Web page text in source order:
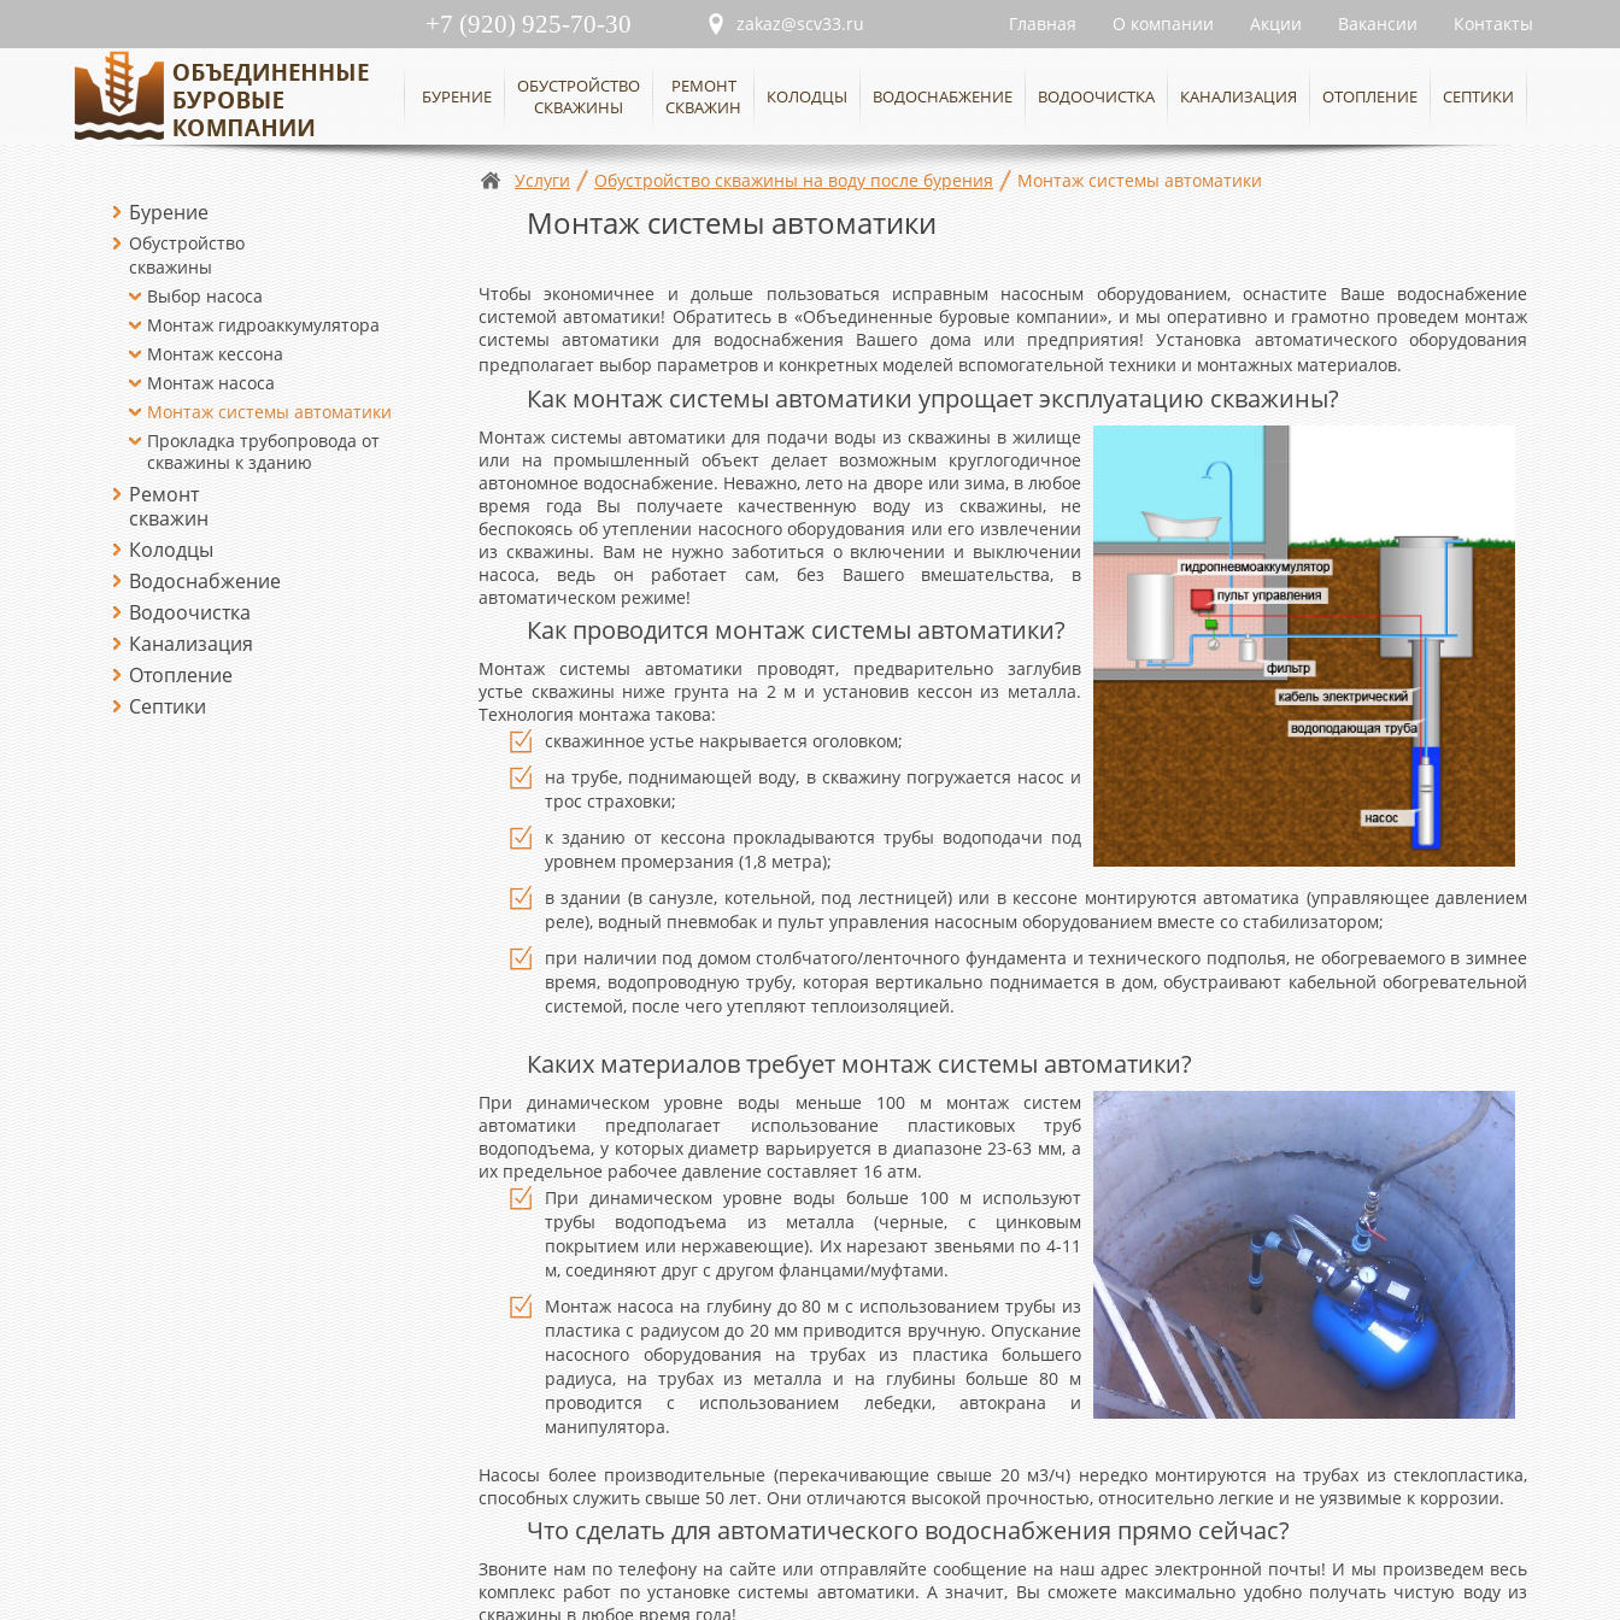
Главная О компании Акции Вакансии Контакты
+7 (920) 925-70-30 zakaz@scv33.ru
БУРЕНИЕ
ОБУСТРОЙСТВО
СКВАЖИНЫ
РЕМОНТ
СКВАЖИН
КОЛОДЦЫ ВОДОСНАБЖЕНИЕ ВОДООЧИСТКА КАНАЛИЗАЦИЯ ОТОПЛЕНИЕ СЕПТИКИ
Бурение
Обустройство
скважины
Выбор насоса
Монтаж гидроаккумулятора
Монтаж кессона
Монтаж насоса
Монтаж системы автоматики
Прокладка трубопровода от
скважины к зданию
Ремонт
скважин
Колодцы
Водоснабжение
Водоочистка
Канализация
Отопление
Септики
Услуги Обустройство скважины на воду после бурения Монтаж системы автоматики
Монтаж системы автоматики
Чтобы экономичнее и дольше пользоваться исправным насосным оборудованием, оснастите Ваше водоснабжение
системой автоматики! Обратитесь в «Объединенные буровые компании», и мы оперативно и грамотно проведем монтаж
системы автоматики для водоснабжения Вашего дома или предприятия! Установка автоматического оборудования
предполагает выбор параметров и конкретных моделей вспомогательной техники и монтажных материалов.
Как монтаж системы автоматики упрощает эксплуатацию скважины?
Монтаж системы автоматики для подачи воды из скважины в жилище
или на промышленный объект делает возможным круглогодичное
автономное водоснабжение. Неважно, лето на дворе или зима, в любое
время года Вы получаете качественную воду из скважины, не
беспокоясь oб утеплении насосного оборудования или его извлечении
из скважины. Вам не нужно заботиться o включении и выключении
насоса, ведь он работает сам, без Вашего вмешательства, в
автоматическом режиме!
Как проводится монтаж системы автоматики?
Монтаж системы автоматики проводят, предварительно заглубив
устье скважины ниже грунта на 2 м и установив кессон из металла.
Технология монтажа такова:
скважинное устье накрывается оголовком;
на трубе, поднимающей воду, в скважину погружается насос и
трос страховки;
к зданию от кессона прокладываются трубы водоподачи под
уровнем промерзания (1,8 метра);
в здании (в санузле, котельной, под лестницей) или в кессоне монтируются автоматика (управляющее давлением
реле), водный пневмобак и пульт управления насосным оборудованием вместе со стабилизатором;
при наличии под домом столбчатого/ленточного фундамента и технического подполья, не обогреваемого в зимнее
время, водопроводную трубу, которая вертикально поднимается в дом, обустраивают кабельной обогревательной
системой, после чего утепляют теплоизоляцией.
Каких материалов требует монтаж системы автоматики?
При динамическом уровне воды меньше 100 м монтаж систем
автоматики предполагает использование пластиковых труб
водоподъема, у которых диаметр варьируется в диапазоне 23-63 мм, а
их предельное рабочее давление составляет 16 атм.
При динамическом уровне воды больше 100 м используют
трубы водоподъема из металла (черные, с цинковым
покрытием или нержавеющие). Их нарезают звеньями по 4-11
м, соединяют друг с другом фланцами/муфтами.
Монтаж насоса на глубину до 80 м с использованием трубы из
пластика с радиусом до 20 мм приводится вручную. Опускание
насосного оборудования на трубах из пластика большего
радиуса, на трубах из металла и на глубины больше 80 м
проводится с использованием лебедки, автокрана и
манипулятора.
Насосы более производительные (перекачивающие свыше 20 м3/ч) нередко монтируются на трубах из стеклопластика,
способных служить свыше 50 лет. Они отличаются высокой прочностью, относительно легкие и не уязвимые к коррозии.
Что сделать для автоматического водоснабжения прямо сейчас?
Звоните нам по телефону на сайте или отправляйте сообщение на наш адрес электронной почты! И мы произведем весь
комплекс работ по установке системы автоматики. А значит, Вы сможете максимально удобно получать чистую воду из
скважины в любое время года!